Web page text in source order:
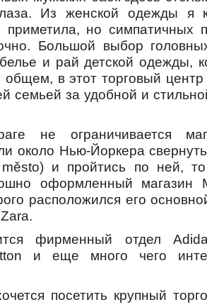
Из женской одежды я
приметила, но симпатичных
Большой выбор
и рай детской одежды,
общем, в этот торговый
семьей за удобной и
не ограничивается
около Нью-Йоркера
и пройтись по ней,
оформленный магазин
расположился его
фирменный отдел
и еще много чего
посетить крупный